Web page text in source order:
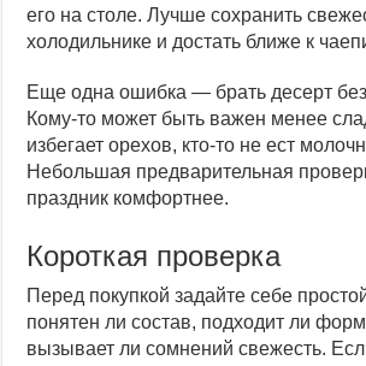
его на столе. Лучше сохранить
холодильнике и достать ближе к
Еще одна ошибка — брать десерт без
Кому-то может быть важен менее
избегает орехов, кто-то не ест
Небольшая предварительная
праздник комфортнее.
Короткая проверка
Перед покупкой задайте себе
понятен ли состав, подходит ли
вызывает ли сомнений свежесть.